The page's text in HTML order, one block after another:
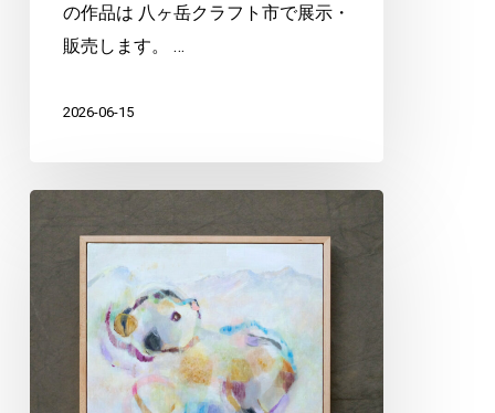
の作品は 八ヶ岳クラフト市で展示・
販売します。 …
2026-06-15
ま